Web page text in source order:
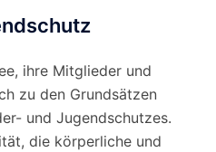
ihre Mitglieder und
zu den Grundsätzen
und Jugendschutzes.
die körperliche und